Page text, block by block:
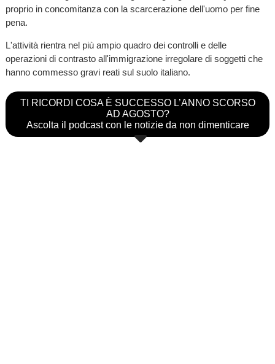
proprio in concomitanza con la scarcerazione dell'uomo per fine
pena.
L'attività rientra nel più ampio quadro dei controlli e delle
operazioni di contrasto all'immigrazione irregolare di soggetti che
hanno commesso gravi reati sul suolo italiano.
TI RICORDI COSA È SUCCESSO L’ANNO SCORSO
AD AGOSTO?
Ascolta il podcast con le notizie da non dimenticare